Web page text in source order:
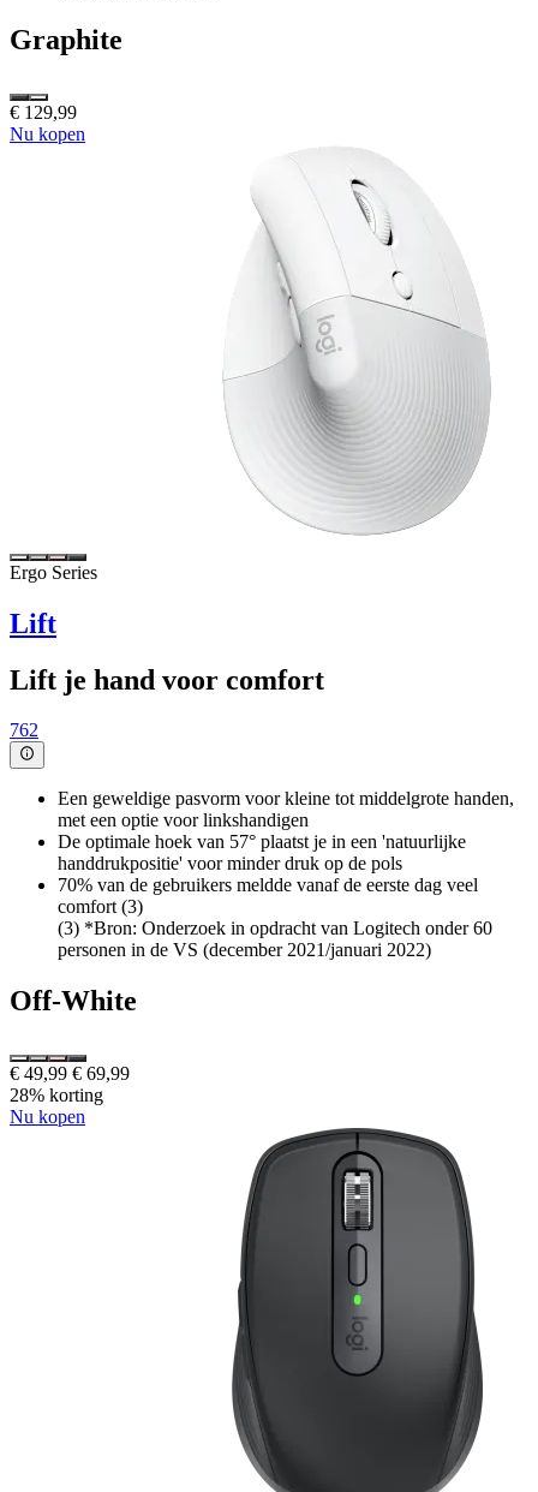
Graphite
€ 129,99
Nu kopen
Ergo Series
Lift
Lift je hand voor comfort
762
Een geweldige pasvorm voor kleine tot middelgrote handen,
met een optie voor linkshandigen
De optimale hoek van 57° plaatst je in een 'natuurlijke
handdrukpositie' voor minder druk op de pols
70% van de gebruikers meldde vanaf de eerste dag veel
comfort (3)
(3) *Bron: Onderzoek in opdracht van Logitech onder 60
personen in de VS (december 2021/januari 2022)
Off-White
€ 49,99 € 69,99
28% korting
Nu kopen